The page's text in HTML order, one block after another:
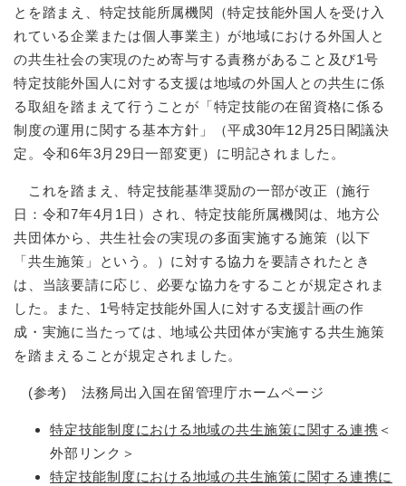
とを踏まえ、特定技能所属機関（特定技能外国人を受け入
れている企業または個人事業主）が地域における外国人と
の共生社会の実現のため寄与する責務があること及び1号
特定技能外国人に対する支援は地域の外国人との共生に係
る取組を踏まえて行うことが「特定技能の在留資格に係る
制度の運用に関する基本方針」（平成30年12月25日閣議決
定。令和6年3月29日一部変更）に明記されました。
これを踏まえ、特定技能基準奨励の一部が改正（施行
日：令和7年4月1日）され、特定技能所属機関は、地方公
共団体から、共生社会の実現の多面実施する施策（以下
「共生施策」という。）に対する協力を要請されたとき
は、当該要請に応じ、必要な協力をすることが規定されま
した。また、1号特定技能外国人に対する支援計画の作
成・実施に当たっては、地域公共団体が実施する共生施策
を踏まえることが規定されました。
(参考) 法務局出入国在留管理庁ホームページ
特定技能制度における地域の共生施策に関する連携 ＜
外部リンク＞
特定技能制度における地域の共生施策に関する連携に